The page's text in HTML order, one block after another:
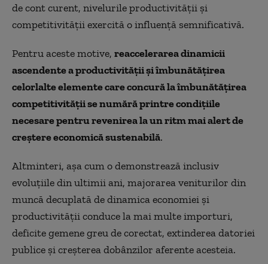
de cont curent, nivelurile productivității și
competitivității exercită o influență semnificativă.
Pentru aceste motive, reaccelerarea dinamicii
ascendente a productivității și îmbunătățirea
celorlalte elemente care concură la îmbunătățirea
competitivității se numără printre condițiile
necesare pentru revenirea la un ritm mai alert de
creștere economică sustenabilă.
Altminteri, așa cum o demonstrează inclusiv
evoluțiile din ultimii ani, majorarea veniturilor din
muncă decuplată de dinamica economiei și
productivității conduce la mai multe importuri,
deficite gemene greu de corectat, extinderea datoriei
publice și creșterea dobânzilor aferente acesteia.